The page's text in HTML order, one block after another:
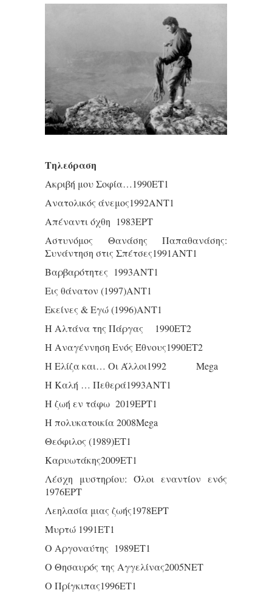
Τηλεόραση
Ακριβή μου Σοφία…1990ΕΤ1
Ανατολικός άνεμος1992ΑΝΤ1
Απέναντι όχθη 1983ΕΡΤ
Αστυνόμος Θανάσης Παπαθανάσης:
Συνάντηση στις Σπέτσες1991ΑΝΤ1
Βαρβαρότητες 1993ΑΝΤ1
Εις θάνατον (1997)ΑΝΤ1
Εκείνες & Εγώ (1996)ΑΝΤ1
Η Αλτάνα της Πάργας 1990ΕΤ2
Η Αναγέννηση Ενός Έθνους1990ΕΤ2
Η Ελίζα και… Οι Άλλοι1992 Mega
Η Καλή … Πεθερά1993ΑΝΤ1
Η ζωή εν τάφω 2019ΕΡΤ1
Η πολυκατοικία 2008Mega
Θεόφιλος (1989)ΕΤ1
Καρυωτάκης2009ΕΤ1
Λέσχη μυστηρίου: Όλοι εναντίον ενός
1976ΕΡΤ
Λεηλασία μιας ζωής1978ΕΡΤ
Μυρτώ 1991ΕΤ1
Ο Αργοναύτης 1989ΕΤ1
Ο Θησαυρός της Αγγελίνας2005ΝΕΤ
Ο Πρίγκιπας1996ΕΤ1